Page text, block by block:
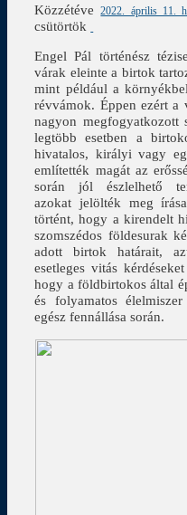
Közzétéve2022. április 11.
csütörtök
Engel Pál történész
várak eleinte a birtok
mint például a
révvámok. Éppen ezért a
nagyon megfogyatkozott
legtöbb esetben a
hivatalos, királyi vagy
említették magát az
során jól észlelhető
azokat jelölték meg
történt, hogy a kirendelt
szomszédos földesurak
adott birtok határait,
esetleges vitás
hogy a földbirtokos által
és folyamatos
egész fennállása során.